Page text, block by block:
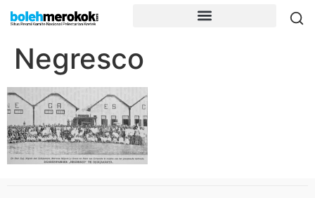
Negresco